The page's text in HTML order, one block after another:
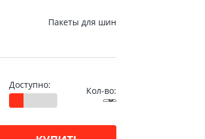
Пакеты для шин
Доступно:
Кол-во: